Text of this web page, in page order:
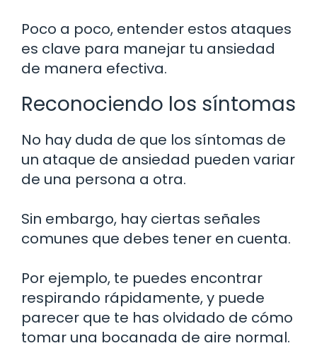
Poco a poco, entender estos ataques
es clave para manejar tu ansiedad
de manera efectiva.
Reconociendo los síntomas
No hay duda de que los síntomas de
un ataque de ansiedad pueden variar
de una persona a otra.
Sin embargo, hay ciertas señales
comunes que debes tener en cuenta.
Por ejemplo, te puedes encontrar
respirando rápidamente, y puede
parecer que te has olvidado de cómo
tomar una bocanada de aire normal.